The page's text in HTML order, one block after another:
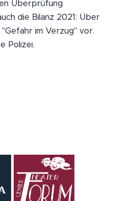
Überprüfung
die Bilanz 2021: Über
im Verzug" vor.
Polizei.